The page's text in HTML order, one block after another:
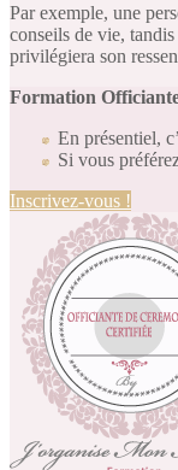
Par exemple, une
conseils de vie,
privilégiera son
Formation
En présentiel,
Si vous
Inscrivez-vous !